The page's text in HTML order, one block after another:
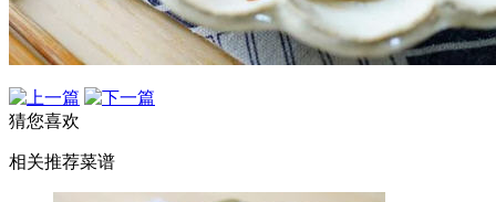
猜您喜欢
相关推荐菜谱